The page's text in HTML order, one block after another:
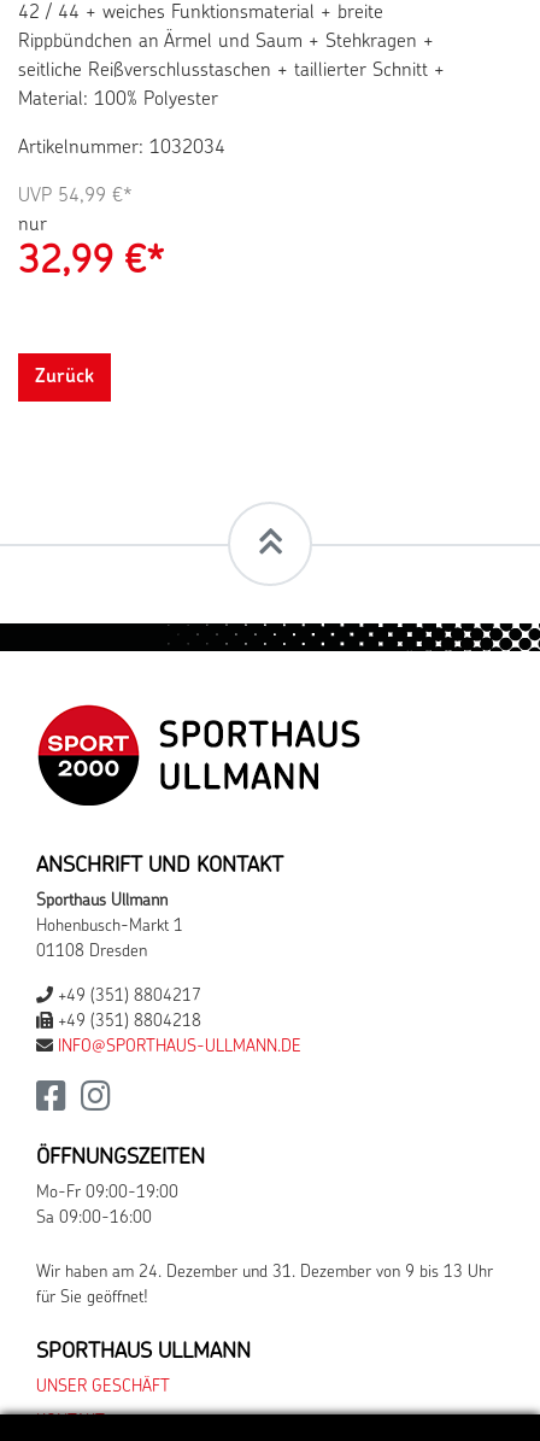
42 / 44 + weiches Funktionsmaterial + breite
Rippbündchen an Ärmel und Saum + Stehkragen +
seitliche Reißverschlusstaschen + taillierter Schnitt +
Material: 100% Polyester
Artikelnummer: 1032034
UVP 54,99 €*
nur
32,99 €*
Zurück
ANSCHRIFT UND KONTAKT
Sporthaus Ullmann
Hohenbusch-Markt 1
01108 Dresden
+49 (351) 8804217
+49 (351) 8804218
INFO@SPORTHAUS-ULLMANN.DE
ÖFFNUNGSZEITEN
Mo-Fr 09:00-19:00
Sa 09:00-16:00
Wir haben am 24. Dezember und 31. Dezember von 9 bis 13 Uhr
für Sie geöffnet!
SPORTHAUS ULLMANN
UNSER GESCHÄFT